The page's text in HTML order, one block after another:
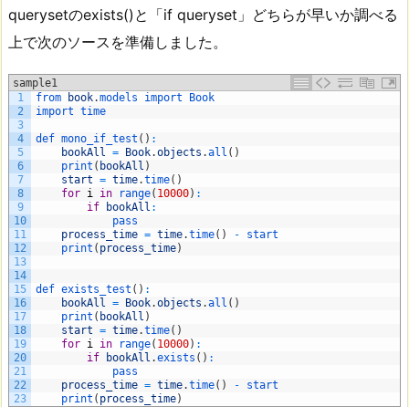
querysetのexists()と「if queryset」どちらが早いか調べる
上で次のソースを準備しました。
sample1
1
2
3
4
5
6
7
8
9
10
11
12
13
14
15
16
17
18
19
20
21
22
23
from book.models import
Book
import time
def mono_if_test ( ) :
bookAll = Book.objects .all ( )
print ( bookAll )
start = time.time( )
for i in range( 10000) :
if
bookAll :
pass
process_time = time.time( ) -
start
print ( process_time)
def exists_test ( ) :
bookAll = Book.objects .all ( )
print ( bookAll )
start = time.time( )
for i in range( 10000) :
if
bookAll .exists ( ) :
pass
process_time = time.time( ) -
start
print ( process_time)